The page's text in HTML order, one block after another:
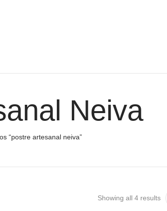
Neiva
“postre artesanal neiva”
Showing all 4 results